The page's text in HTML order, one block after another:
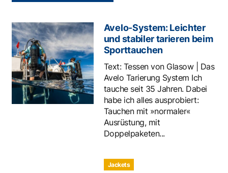
Avelo-System: Leichter
und stabiler tarieren beim
Sporttauchen
Text: Tessen von Glasow | Das
Avelo Tarierung System Ich
tauche seit 35 Jahren. Dabei
habe ich alles ausprobiert:
Tauchen mit »normaler«
Ausrüstung, mit
Doppelpaketen...
Jackets